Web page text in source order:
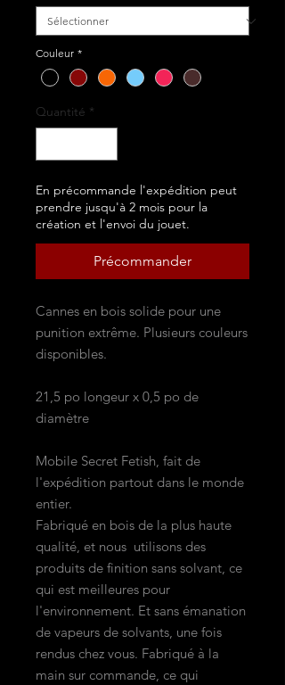
Couleur *
Quantité *
En précommande l'expédition peut
prendre jusqu'à 2 mois pour la
création et l'envoi du jouet.
Précommander
Cannes en bois solide pour une
punition extrême. Plusieurs couleurs
disponibles.
21,5 po longeur x 0,5 po de
diamètre
Mobile Secret Fetish, fait de
l'expédition partout dans le monde
entier.
Fabriqué en bois de la plus haute
qualité, et nous utilisons des
produits de finition sans solvant, ce
qui est meilleures pour
l'environnement. Et sans émanation
de vapeurs de solvants, une fois
rendus chez vous. Fabriqué à la
main sur commande, ce qui